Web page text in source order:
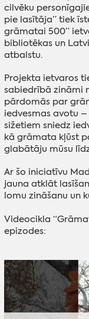
cilvēku
pie lasītāja” tiek
grāmatai 500”
bibliotēkas un
atbalstu.
Projekta ietvaros
sabiedrībā zināmi
pārdomās par
iedvesmas avotu
sižetiem sniedz
kā grāmata kļūst
glabātāju mūsu
Ar šo iniciatīvu
jauna atklāt
lomu zināšanu un
Videocikla
epizodes: